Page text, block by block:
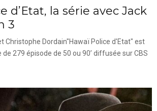
d’Etat, la série avec Jack
3
Christophe Dordain"Hawaï Police d'Etat" est
279 épisode de 50 ou 90’ diffusée sur CBS